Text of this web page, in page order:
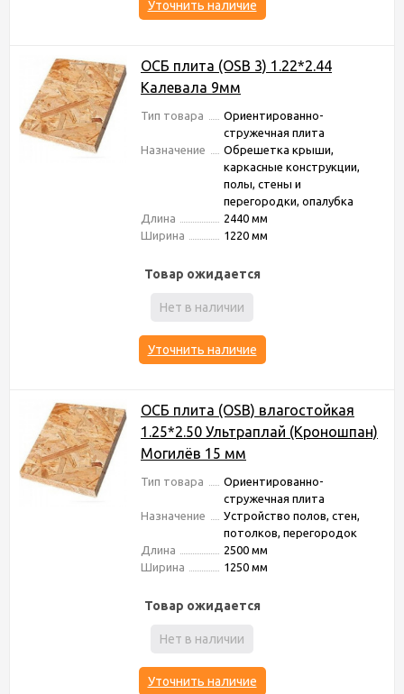
Уточнить наличие
ОСБ плита (OSB 3) 1.22*2.44
Калевала 9мм
Тип товара
Ориентированно-
стружечная плита
Назначение
Обрешетка крыши,
каркасные конструкции,
полы, стены и
перегородки, опалубка
Длина
2440 мм
Ширина
1220 мм
Товар ожидается
Нет в наличии
Уточнить наличие
ОСБ плита (OSB) влагостойкая
1.25*2.50 Ультраплай (Кроношпан)
Могилёв 15 мм
Тип товара
Ориентированно-
стружечная плита
Назначение
Устройство полов, стен,
потолков, перегородок
Длина
2500 мм
Ширина
1250 мм
Товар ожидается
Нет в наличии
Уточнить наличие